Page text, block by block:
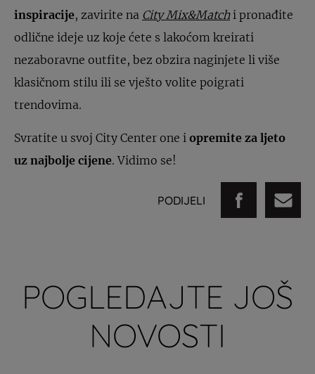
inspiracije, zavirite na City Mix&Matchi pronađite
odlične ideje uz koje ćete s lakoćom kreirati
nezaboravne outfite, bez obzira naginjete li više
klasičnom stilu ili se vješto volite poigrati
trendovima.
Svratite u svoj City Center one i opremite za ljeto
uz najbolje cijene. Vidimo se!
PODIJELI
POGLEDAJTE JOŠ
NOVOSTI